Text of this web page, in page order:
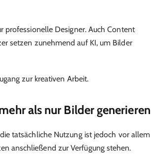
professionelle Designer. Auch Content
setzen zunehmend auf KI, um Bilder
zur kreativen Arbeit.
als nur Bilder generieren
tatsächliche Nutzung ist jedoch vor allem
anschließend zur Verfügung stehen.